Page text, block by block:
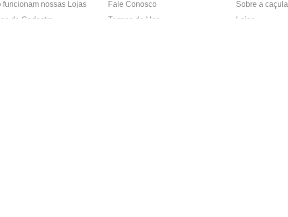
funcionam nossas Lojas
de Cadastro
Fale Conosco
Termos de Uso
Sobre a caçula
Lojas